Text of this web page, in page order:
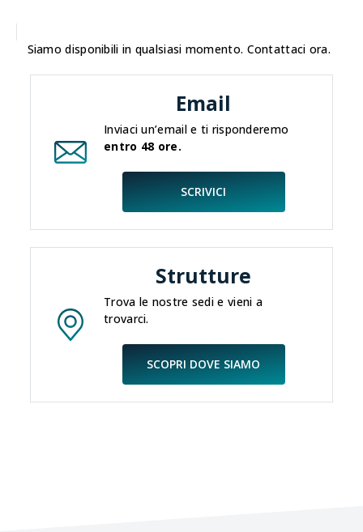
Siamo disponibili in qualsiasi momento. Contattaci ora.
Email
Inviaci un’email e ti risponderemo
entro 48 ore.
SCRIVICI
Strutture
Trova le nostre sedi e vieni a
trovarci.
SCOPRI DOVE SIAMO